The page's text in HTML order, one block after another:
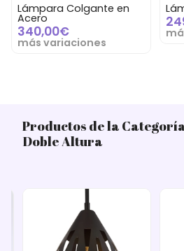
Lámpara Colgante en
Acero
340,00€
más variaciones
Productos de la
Doble Altura